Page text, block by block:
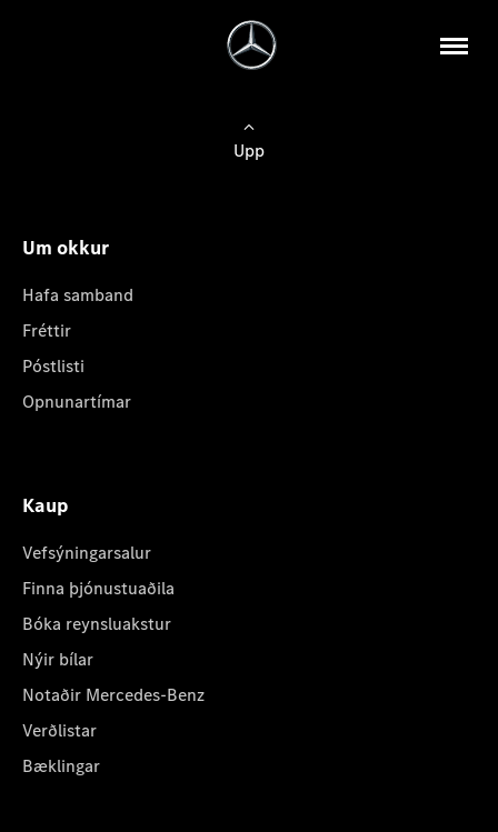
Upp
Um okkur
Hafa samband
Fréttir
Póstlisti
Opnunartímar
Kaup
Vefsýningarsalur
Finna þjónustuaðila
Bóka reynsluakstur
Nýir bílar
Notaðir Mercedes-Benz
Verðlistar
Bæklingar